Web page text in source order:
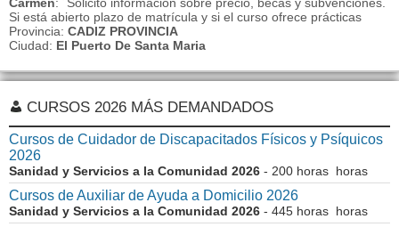
Si está abierto plazo de matrícula y si el curso ofrece prácticas
Provincia: CADIZ PROVINCIA
Ciudad: El Puerto De Santa Maria
CURSOS 2026 MÁS DEMANDADOS
Cursos de Cuidador de Discapacitados Físicos y Psíquicos
2026
Sanidad y Servicios a la Comunidad 2026 - 200 horas horas
Cursos de Auxiliar de Ayuda a Domicilio 2026
Sanidad y Servicios a la Comunidad 2026 - 445 horas horas